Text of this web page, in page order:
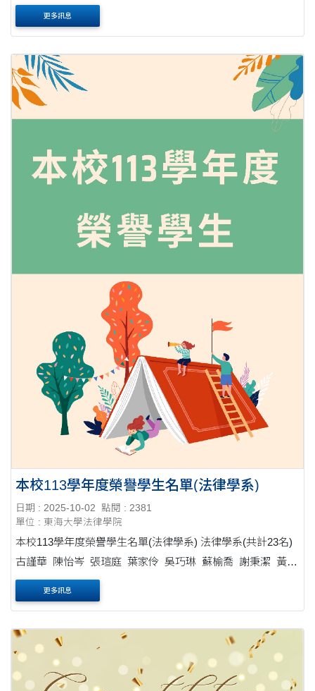
宇律師 時間：115年03月20日(五) 10:30-12:00 地點：創藝學
更多訊息
本校113學年度榮譽學生名單(法律學系)
日期 : 2025-10-02
點閱 : 2381
單位 : 東海大學法律學院
本校113學年度榮譽學生名單(法律學系) 法律學系(共計23名)
古謹華 陳怡岑 張瑄庭 葉家伶 吳巧琳 蘇榆喬 謝秉潔 黃郁
喬 陳姸諼 張匯寗 葉柏均 ....
更多訊息